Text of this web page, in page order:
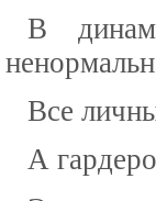
В
Все
А